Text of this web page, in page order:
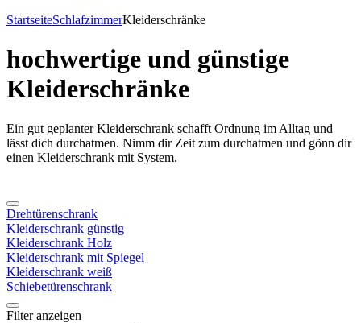
StartseiteSchlafzimmerKleiderschränke
hochwertige und günstige
Kleiderschränke
Ein gut geplanter Kleiderschrank schafft Ordnung im Alltag und
lässt dich durchatmen. Nimm dir Zeit zum durchatmen und gönn dir
einen Kleiderschrank mit System.
Drehtürenschrank
Kleiderschrank günstig
Kleiderschrank Holz
Kleiderschrank mit Spiegel
Kleiderschrank weiß
Schiebetürenschrank
Filter anzeigen